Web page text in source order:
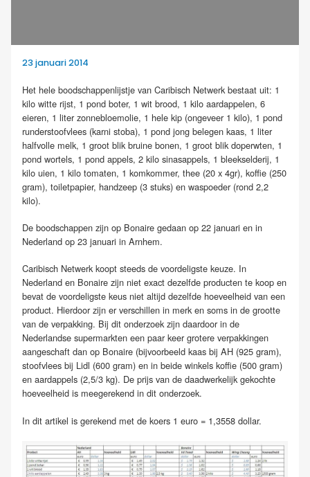
23 januari 2014
Het hele boodschappenlijstje van Caribisch Netwerk bestaat uit: 1
kilo witte rijst, 1 pond boter, 1 wit brood, 1 kilo aardappelen, 6
eieren, 1 liter zonnebloemolie, 1 hele kip (ongeveer 1 kilo), 1 pond
runderstoofvlees (karni stoba), 1 pond jong belegen kaas, 1 liter
halfvolle melk, 1 groot blik bruine bonen, 1 groot blik doperwten, 1
pond wortels, 1 pond appels, 2 kilo sinasappels, 1 bleekselderij, 1
kilo uien, 1 kilo tomaten, 1 komkommer, thee (20 x 4gr), koffie (250
gram), toiletpapier, handzeep (3 stuks) en waspoeder (rond 2,2
kilo).
De boodschappen zijn op Bonaire gedaan op 22 januari en in
Nederland op 23 januari in Arnhem.
Caribisch Netwerk koopt steeds de voordeligste keuze. In
Nederland en Bonaire zijn niet exact dezelfde producten te koop en
bevat de voordeligste keus niet altijd dezelfde hoeveelheid van een
product. Hierdoor zijn er verschillen in merk en soms in de grootte
van de verpakking. Bij dit onderzoek zijn daardoor in de
Nederlandse supermarkten een paar keer grotere verpakkingen
aangeschaft dan op Bonaire (bijvoorbeeld kaas bij AH (925 gram),
stoofvlees bij Lidl (600 gram) en in beide winkels koffie (500 gram)
en aardappels (2,5/3 kg). De prijs van de daadwerkelijk gekochte
hoeveelheid is meegerekend in dit onderzoek.
In dit artikel is gerekend met de koers 1 euro = 1,3558 dollar.